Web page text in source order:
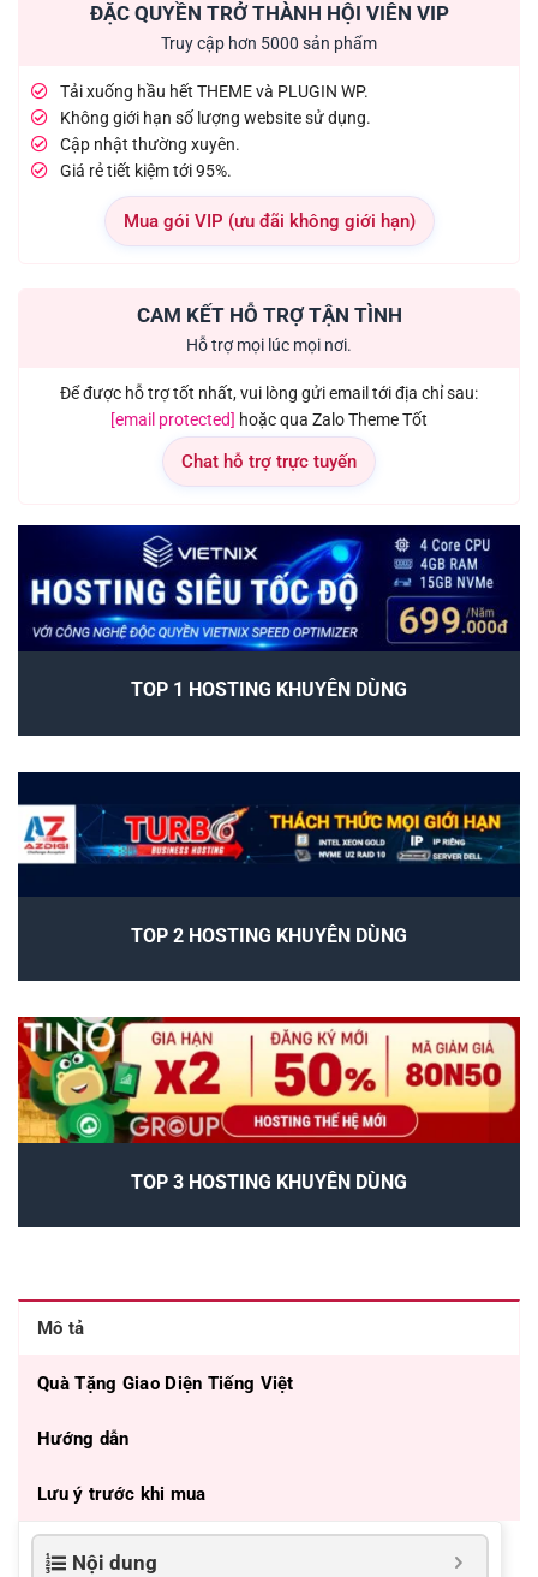
ĐẶC QUYỀN TRỞ THÀNH HỘI VIÊN VIP
Truy cập hơn 5000 sản phẩm
Tải xuống hầu hết THEME và PLUGIN WP.
Không giới hạn số lượng website sử dụng.
Cập nhật thường xuyên.
Giá rẻ tiết kiệm tới 95%.
Mua gói VIP (ưu đãi không giới hạn)
CAM KẾT HỖ TRỢ TẬN TÌNH
Hỗ trợ mọi lúc mọi nơi.
Để được hỗ trợ tốt nhất, vui lòng gửi email tới địa chỉ sau:
[email protected] hoặc qua Zalo Theme Tốt
Chat hỗ trợ trực tuyến
TOP 1 HOSTING KHUYÊN DÙNG
TOP 2 HOSTING KHUYÊN DÙNG
TOP 3 HOSTING KHUYÊN DÙNG
Mô tả
Quà Tặng Giao Diện Tiếng Việt
Hướng dẫn
Lưu ý trước khi mua
Nội dung